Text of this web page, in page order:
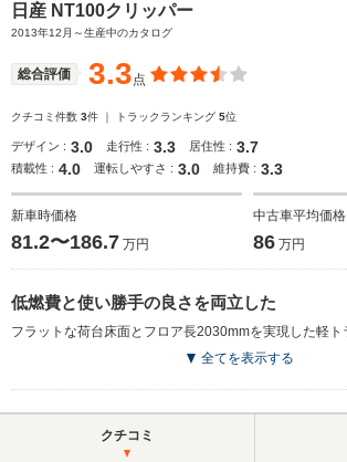
日産 NT100クリッパー
2013年12月～生産中のカタログ
総合評価 3.3点
クチコミ件数 3件 ｜ トラックランキング 5位
デザイン : 3.0 走行性 : 3.3 居住性 : 3.7
積載性 : 4.0 運転しやすさ : 3.0 維持費 : 3.3
新車時価格
81.2〜186.7 万円
中古車平均価格
86 万円
低燃費と使い勝手の良さを両立した
全てを表示する
クチコミ